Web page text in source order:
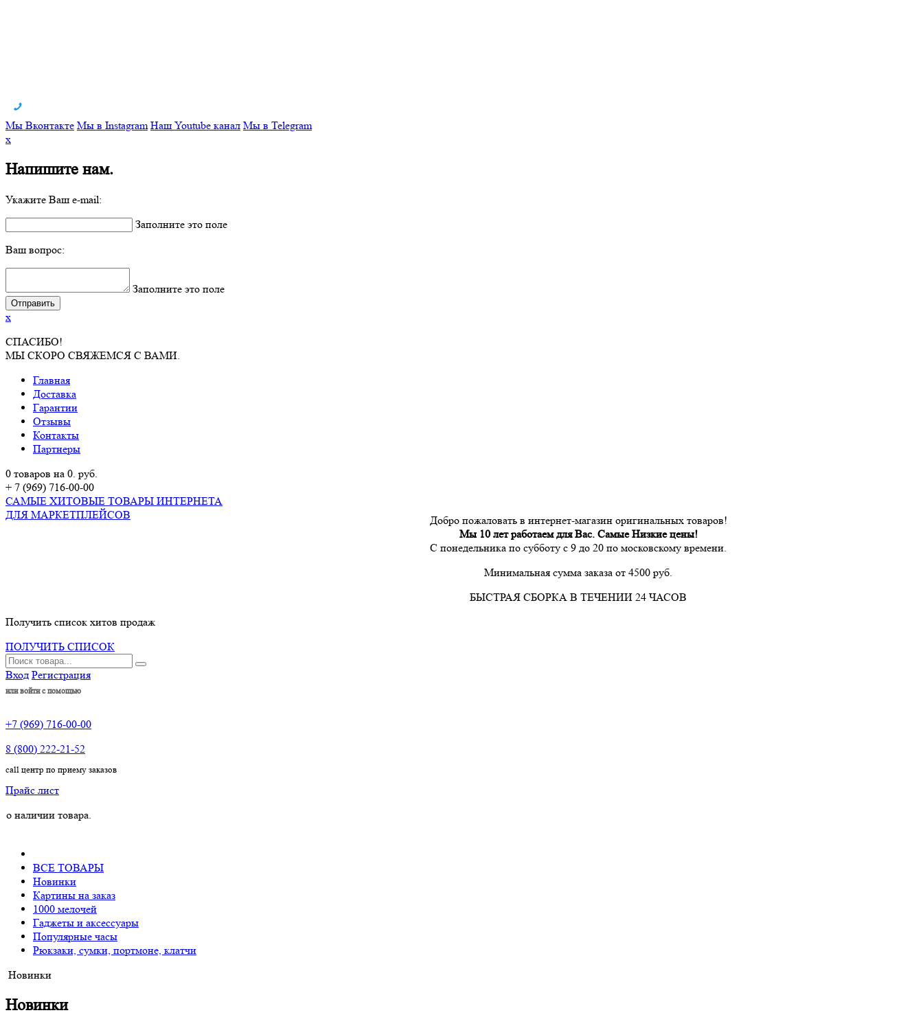
Мы Вконтакте Мы в Instagram Наш Youtube канал Мы в Telegram
x
Напишите нам.
Укажите Ваш e-mail:
Заполните это поле
Ваш вопрос:
Заполните это поле
x
СПАСИБО!
МЫ СКОРО СВЯЖЕМСЯ С ВАМИ.
Главная
Доставка
Гарантии
Отзывы
Контакты
Партнеры
0 товаров на 0. руб.
+ 7 (969) 716-00-00
САМЫЕ ХИТОВЫЕ ТОВАРЫ ИНТЕРНЕТА
ДЛЯ МАРКЕТПЛЕЙСОВ
Добро пожаловать в интернет-магазин оригинальных товаров!
Мы 10 лет работаем для Вас. Самые Низкие цены!
С понедельника по субботу с 9 до 20 по московскому времени.
Минимальная сумма заказа от 4500 руб.
БЫСТРАЯ СБОРКА В ТЕЧЕНИИ 24 ЧАСОВ
Получить список хитов продаж
ПОЛУЧИТЬ СПИСОК
Вход Регистрация
или войти с помощью
+7 (969) 716-00-00
8 (800) 222-21-52
call центр по приему заказов
Прайс лист
товара.
ВСЕ ТОВАРЫ
Новинки
Картины на заказ
1000 мелочей
Гаджеты и аксессуары
Популярные часы
Рюкзаки, сумки, портмоне, клатчи
Новинки
Новинки